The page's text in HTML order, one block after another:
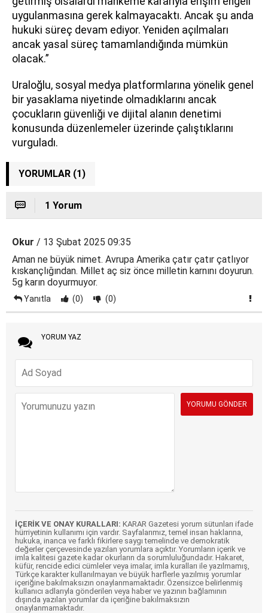
uygulanmasına gerek kalmayacaktı. Ancak şu anda
hukuki süreç devam ediyor. Yeniden açılmaları
ancak yasal süreç tamamlandığında mümkün
olacak.”
Uraloğlu, sosyal medya platformlarına yönelik genel
bir yasaklama niyetinde olmadıklarını ancak
çocukların güvenliği ve dijital alanın denetimi
konusunda düzenlemeler üzerinde çalıştıklarını
vurguladı.
YORUMLAR (1)
1 Yorum
Okur / 13 Şubat 2025 09:35
Aman ne büyük nimet. Avrupa Amerika çatır çatır çatlıyor
kıskançlığından. Millet aç siz önce milletin karnını doyurun.
5g karın doyurmuyor.
Yanıtla (0) (0)
YORUM YAZ
İÇERİK VE ONAY KURALLARI: KARAR Gazetesi yorum sütunları ifade
hürriyetinin kullanımı için vardır. Sayfalarımız, temel insan haklarına,
hukuka, inanca ve farklı fikirlere saygı temelinde ve demokratik
değerler çerçevesinde yazılan yorumlara açıktır. Yorumların içerik ve
imla kalitesi gazete kadar okurların da sorumluluğundadır. Hakaret,
küfür, rencide edici cümleler veya imalar, imla kuralları ile yazılmamış,
Türkçe karakter kullanılmayan ve büyük harflerle yazılmış yorumlar
içeriğine bakılmaksızın onaylanmamaktadır. Özensizce belirlenmiş
kullanıcı adlarıyla gönderilen veya haber ve yazının bağlamının
dışında yazılan yorumlar da içeriğine bakılmaksızın
onaylanmamaktadır.